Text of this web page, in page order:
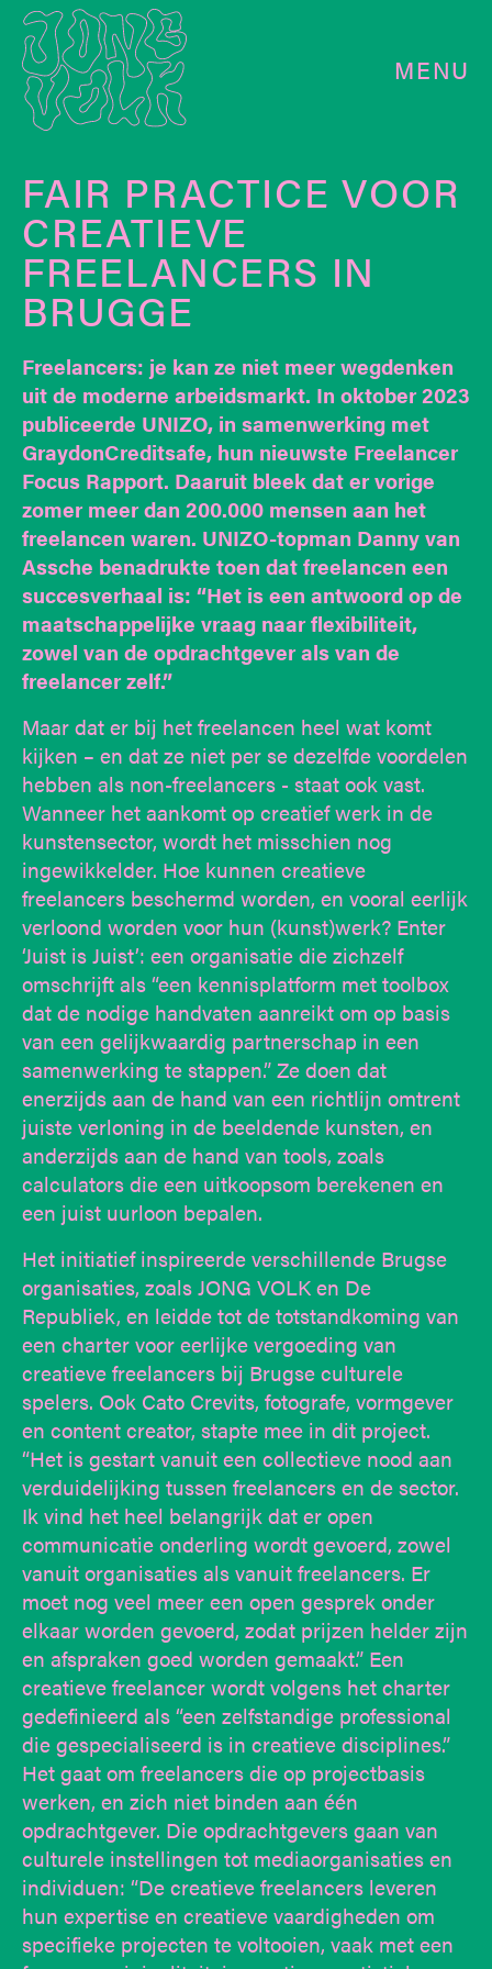
MENU
FAIR PRACTICE VOOR
CREATIEVE
FREELANCERS IN
BRUGGE
Freelancers: je kan ze niet meer wegdenken
uit de moderne arbeidsmarkt. In oktober 2023
publiceerde UNIZO, in samenwerking met
GraydonCreditsafe, hun nieuwste Freelancer
Focus Rapport. Daaruit bleek dat er vorige
zomer meer dan 200.000 mensen aan het
freelancen waren. UNIZO-topman Danny van
Assche benadrukte toen dat freelancen een
succesverhaal is: “Het is een antwoord op de
maatschappelijke vraag naar flexibiliteit,
zowel van de opdrachtgever als van de
freelancer zelf.”
Maar dat er bij het freelancen heel wat komt
kijken – en dat ze niet per se dezelfde voordelen
hebben als non-freelancers - staat ook vast.
Wanneer het aankomt op creatief werk in de
kunstensector, wordt het misschien nog
ingewikkelder. Hoe kunnen creatieve
freelancers beschermd worden, en vooral eerlijk
verloond worden voor hun (kunst)werk? Enter
‘Juist is Juist’: een organisatie die zichzelf
omschrijft als “een kennisplatform met toolbox
dat de nodige handvaten aanreikt om op basis
van een gelijkwaardig partnerschap in een
samenwerking te stappen.” Ze doen dat
enerzijds aan de hand van een richtlijn omtrent
juiste verloning in de beeldende kunsten, en
anderzijds aan de hand van tools, zoals
calculators die een uitkoopsom berekenen en
een juist uurloon bepalen.
Het initiatief inspireerde verschillende Brugse
organisaties, zoals JONG VOLK en De
Republiek, en leidde tot de totstandkoming van
een charter voor eerlijke vergoeding van
creatieve freelancers bij Brugse culturele
spelers. Ook Cato Crevits, fotografe, vormgever
en content creator, stapte mee in dit project.
“Het is gestart vanuit een collectieve nood aan
verduidelijking tussen freelancers en de sector.
Ik vind het heel belangrijk dat er open
communicatie onderling wordt gevoerd, zowel
vanuit organisaties als vanuit freelancers. Er
moet nog veel meer een open gesprek onder
elkaar worden gevoerd, zodat prijzen helder zijn
en afspraken goed worden gemaakt.” Een
creatieve freelancer wordt volgens het charter
gedefinieerd als “een zelfstandige professional
die gespecialiseerd is in creatieve disciplines.”
Het gaat om freelancers die op projectbasis
werken, en zich niet binden aan één
opdrachtgever. Die opdrachtgevers gaan van
culturele instellingen tot mediaorganisaties en
individuen: “De creatieve freelancers leveren
hun expertise en creatieve vaardigheden om
specifieke projecten te voltooien, vaak met een